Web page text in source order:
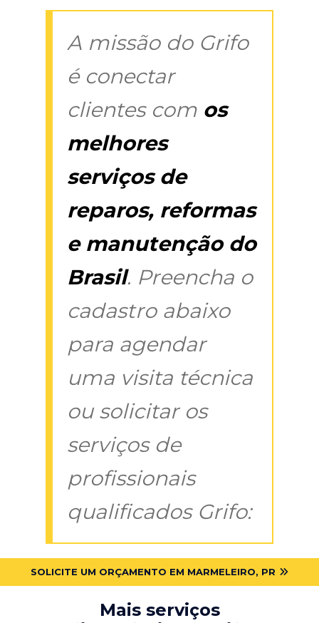
A missão do Grifo
é conectar
clientes com os
melhores
serviços de
reparos, reformas
e manutenção do
Brasil. Preencha o
cadastro abaixo
para agendar
uma visita técnica
ou solicitar os
serviços de
profissionais
qualificados Grifo:
SOLICITE UM ORÇAMENTO EM MARMELEIRO, PR
Mais serviços